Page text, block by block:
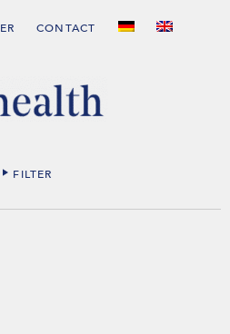
CONTACT
FILTER